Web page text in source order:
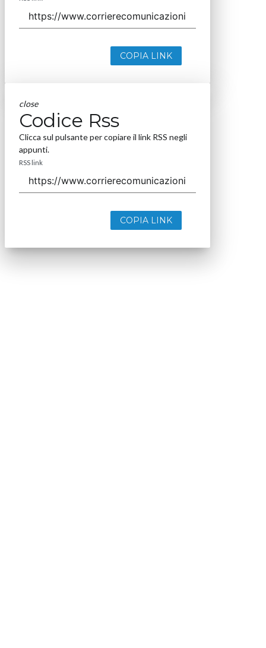
COPIA LINK
close
Codice Rss
Clicca sul pulsante per copiare il link RSS negli
appunti.
RSS link
COPIA LINK